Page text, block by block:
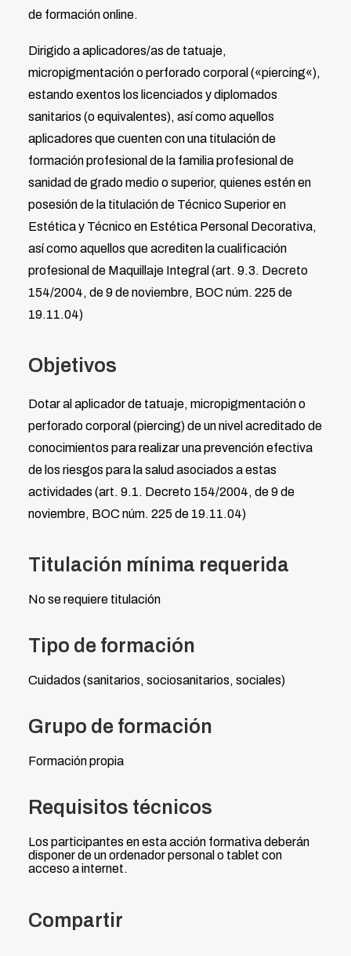
de formación online.
Dirigido a aplicadores/as de tatuaje,
micropigmentación o perforado corporal («piercing«),
estando exentos los licenciados y diplomados
sanitarios (o equivalentes), así como aquellos
aplicadores que cuenten con una titulación de
formación profesional de la familia profesional de
sanidad de grado medio o superior, quienes estén en
posesión de la titulación de Técnico Superior en
Estética y Técnico en Estética Personal Decorativa,
así como aquellos que acrediten la cualificación
profesional de Maquillaje Integral (art. 9.3. Decreto
154/2004, de 9 de noviembre, BOC núm. 225 de
19.11.04)
Objetivos
Dotar al aplicador de tatuaje, micropigmentación o
perforado corporal (piercing) de un nivel acreditado de
conocimientos para realizar una prevención efectiva
de los riesgos para la salud asociados a estas
actividades (art. 9.1. Decreto 154/2004, de 9 de
noviembre, BOC núm. 225 de 19.11.04)
Titulación mínima requerida
No se requiere titulación
Tipo de formación
Cuidados (sanitarios, sociosanitarios, sociales)
Grupo de formación
Formación propia
Requisitos técnicos
Los participantes en esta acción formativa deberán
disponer de un ordenador personal o tablet con
acceso a internet.
Compartir